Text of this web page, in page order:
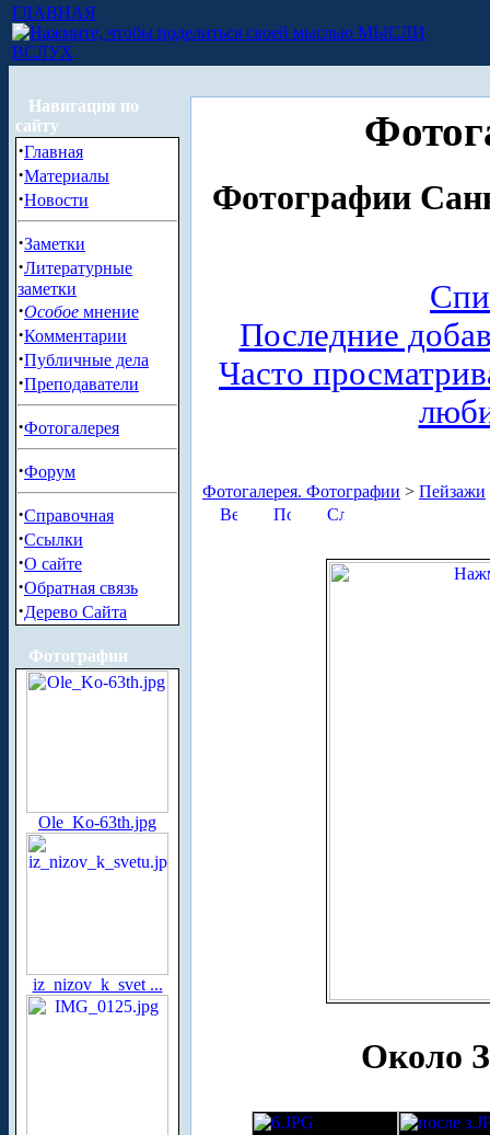
ГЛАВНАЯ
МЫСЛИ
ВСЛУХ
Навигация по
сайту
·Главная
·Материалы
·Новости
·Заметки
·Литературные
заметки
·Особое мнение
·Комментарии
·Публичные дела
·Преподаватели
·Фотогалерея
·Форум
·Справочная
·Ссылки
·О сайте
·Обратная связь
·Дерево Сайта
Фотографии
Ole_Ko-63th.jpg
iz_nizov_k_svet ...
Фотографии
Последние
Часто
Фотогалерея. Фотографии > Пейзажи
Около